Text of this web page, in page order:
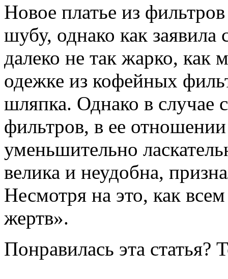
Новое платье из
шубу, однако как
далеко не так жарко, как
одежке из кофейных
шляпка. Однако в случае
фильтров, в ее
уменьшительно
велика и неудобна,
Несмотря на это, как
жертв».
Понравилась эта статья?